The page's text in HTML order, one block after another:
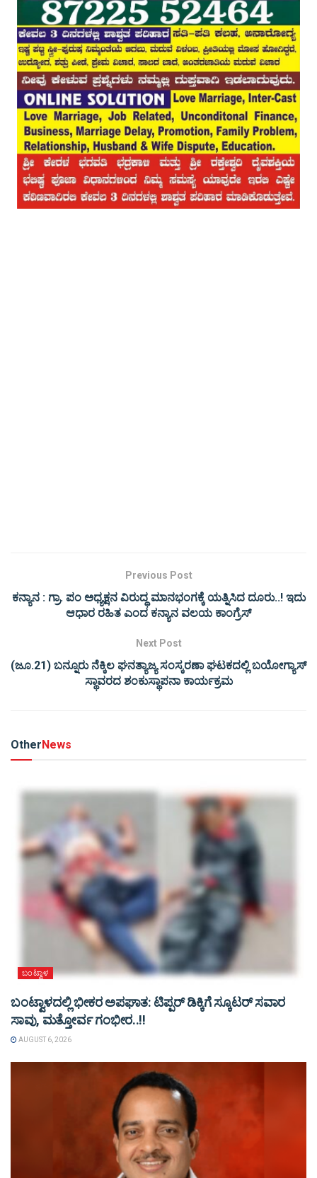
Previous Post
ಕನ್ಯಾನ : ಗ್ರಾ. ಪಂ ಅಧ್ಯಕ್ಷನ ವಿರುದ್ಧ ಮಾನಭಂಗಕ್ಕೆ ಯತ್ನಿಸಿದ ದೂರು..! ಇದು
ಆಧಾರ ರಹಿತ ಎಂದ ಕನ್ಯಾನ ವಲಯ ಕಾಂಗ್ರೆಸ್
Next Post
(ಜೂ.21) ಬನ್ನೂರು ನೆಕ್ಕಿಲ ಘನತ್ಯಾಜ್ಯ ಸಂಸ್ಕರಣಾ ಘಟಕದಲ್ಲಿ ಬಯೋಗ್ಯಾಸ್
ಸ್ಥಾವರದ ಶಂಕುಸ್ಥಾಪನಾ ಕಾರ್ಯಕ್ರಮ
Other News
ಬಂಟ್ವಾಳ
ಬಂಟ್ವಾಳದಲ್ಲಿ ಭೀಕರ ಅಪಘಾತ: ಟಿಪ್ಪರ್ ಡಿಕ್ಕಿಗೆ ಸ್ಕೂಟರ್ ಸವಾರ
ಸಾವು, ಮತ್ತೋರ್ವ ಗಂಭೀರ..!!
AUGUST 6, 2026